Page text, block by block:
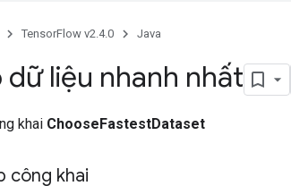
TensorFlow v2.4.0 Java
dữ liệu nhanh nhất
khai ChooseFastestDataset
công khai